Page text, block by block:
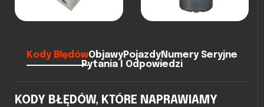
Kody BłędówObjawyPojazdyNumery Seryjne
Pytania I Odpowiedzi
KODY BŁĘDÓW, KTÓRE NAPRAWIAMY